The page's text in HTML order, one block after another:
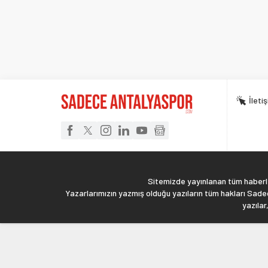
Sitemizde yayınlanan tüm
Yazarlarımızın yazmış olduğu yazıların tüm hakları